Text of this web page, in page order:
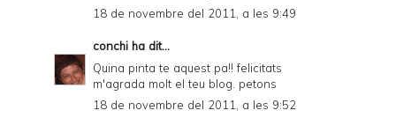
18 de novembre del 2011, a les 9:49
conchi ha dit...
Quina pinta te aquest pa!! felicitats
m'agrada molt el teu blog. petons
18 de novembre del 2011, a les 9:52